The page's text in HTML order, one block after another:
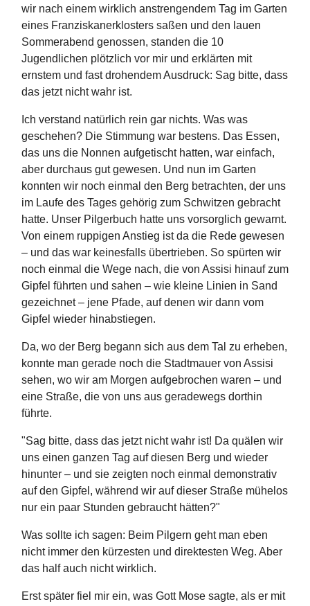
wir nach einem wirklich anstrengendem Tag im Garten
eines Franziskanerklosters saßen und den lauen
Sommerabend genossen, standen die 10
Jugendlichen plötzlich vor mir und erklärten mit
ernstem und fast drohendem Ausdruck: Sag bitte, dass
das jetzt nicht wahr ist.
Ich verstand natürlich rein gar nichts. Was was
geschehen? Die Stimmung war bestens. Das Essen,
das uns die Nonnen aufgetischt hatten, war einfach,
aber durchaus gut gewesen. Und nun im Garten
konnten wir noch einmal den Berg betrachten, der uns
im Laufe des Tages gehörig zum Schwitzen gebracht
hatte. Unser Pilgerbuch hatte uns vorsorglich gewarnt.
Von einem ruppigen Anstieg ist da die Rede gewesen
– und das war keinesfalls übertrieben. So spürten wir
noch einmal die Wege nach, die von Assisi hinauf zum
Gipfel führten und sahen – wie kleine Linien in Sand
gezeichnet – jene Pfade, auf denen wir dann vom
Gipfel wieder hinabstiegen.
Da, wo der Berg begann sich aus dem Tal zu erheben,
konnte man gerade noch die Stadtmauer von Assisi
sehen, wo wir am Morgen aufgebrochen waren – und
eine Straße, die von uns aus geradewegs dorthin
führte.
"Sag bitte, dass das jetzt nicht wahr ist! Da quälen wir
uns einen ganzen Tag auf diesen Berg und wieder
hinunter – und sie zeigten noch einmal demonstrativ
auf den Gipfel, während wir auf dieser Straße mühelos
nur ein paar Stunden gebraucht hätten?"
Was sollte ich sagen: Beim Pilgern geht man eben
nicht immer den kürzesten und direktesten Weg. Aber
das half auch nicht wirklich.
Erst später fiel mir ein, was Gott Mose sagte, als er mit